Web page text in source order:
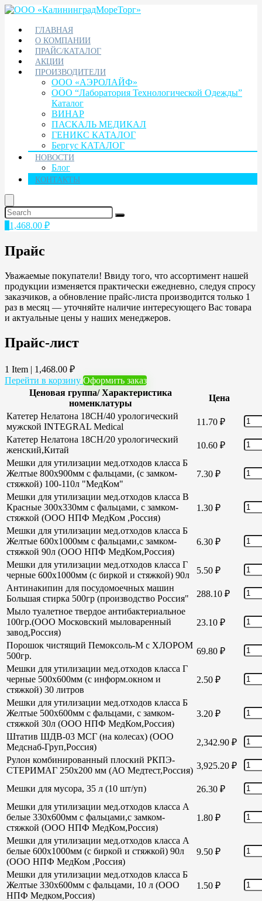
ГЛАВНАЯ
О КОМПАНИИ
ПРАЙС/КАТАЛОГ
АКЦИИ
ПРОИЗВОДИТЕЛИ
ООО «АЭРОЛАЙФ»
ООО “Лаборатория Технологической Одежды”
Каталог
ВИНАР
ПАСКАЛЬ МЕДИКАЛ
ГЕНИКС КАТАЛОГ
Бергус КАТАЛОГ
НОВОСТИ
Блог
КОНТАКТЫ
1,468.00 ₽
Прайс
Уважаемые покупатели! Ввиду того, что ассортимент нашей
продукции изменяется практически ежедневно, следуя спросу
заказчиков, а обновление прайс-листа производится только 1
раз в месяц — уточняйте наличие интересующего Вас товара
и актуальные цены у наших менеджеров.
Прайс-лист
1 Item | 1,468.00 ₽
Перейти в корзину Оформить заказ
Ценовая группа/ Характеристика
номенклатуры
Цена
Катетер Нелатона 18CH/40 урологический
мужской INTEGRAL Medical
11.70 ₽
Катетер Нелатона 18CH/20 урологический
женский,Китай
10.60 ₽
Мешки для утилизации мед.отходов класса Б
Желтые 800х900мм с фальцами, (с замком-
стяжкой) 100-110л "МедКом"
7.30 ₽
Мешки для утилизации мед.отходов класса В
Красные 300х330мм с фальцами, с замком-
стяжкой (ООО НПФ МедКом ,Россия)
1.30 ₽
Мешки для утилизации мед.отходов класса Б
Желтые 600х1000мм с фальцами,с замком-
стяжкой 90л (ООО НПФ МедКом,Россия)
6.30 ₽
Мешки для утилизации мед.отходов класса Г
черные 600х1000мм (с биркой и стяжкой) 90л
5.50 ₽
Антинакипин для посудомоечных машин
Большая стирка 500гр (производство Россия"
288.10 ₽
Мыло туалетное твердое антибактериальное
100гр.(ООО Московский мыловаренный
завод,Россия)
23.10 ₽
Порошок чистящий Пемоксоль-М с ХЛОРОМ
500гр.
69.80 ₽
Мешки для утилизации мед.отходов класса Г
черные 500х600мм (с информ.окном и
стяжкой) 30 литров
2.50 ₽
Мешки для утилизации мед.отходов класса Б
Желтые 500х600мм с фальцами, с замком-
стяжкой 30л (ООО НПФ МедКом,Россия)
3.20 ₽
Штатив ШДВ-03 МСГ (на колесах) (ООО
Медснаб-Груп,Россия)
2,342.90 ₽
Рулон комбинированный плоский РКПЭ-
СТЕРИМАГ 250х200 мм (АО Медтест,Россия) 3,925.20 ₽
Мешки для мусора, 35 л (10 шт/уп) 26.30 ₽
Мешки для утилизации мед.отходов класса А
белые 330х600мм с фальцами,с замком-
стяжкой (ООО НПФ МедКом,Россия)
1.80 ₽
Мешки для утилизации мед.отходов класса А
белые 600х1000мм (с биркой и стяжкой) 90л
(ООО НПФ МедКом ,Россия)
9.50 ₽
Мешки для утилизации мед.отходов класса Б
Желтые 330х600мм с фальцами, 10 л (ООО
НПФ Медком,Россия)
1.50 ₽